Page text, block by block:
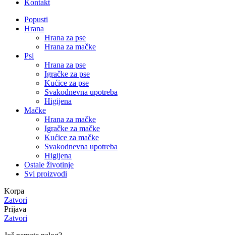
Kontakt
Popusti
Hrana
Hrana za pse
Hrana za mačke
Psi
Hrana za pse
Igračke za pse
Kućice za pse
Svakodnevna upotreba
Higijena
Mačke
Hrana za mačke
Igračke za mačke
Kućice za mačke
Svakodnevna upotreba
Higijena
Ostale životinje
Svi proizvodi
Korpa
Zatvori
Prijava
Zatvori